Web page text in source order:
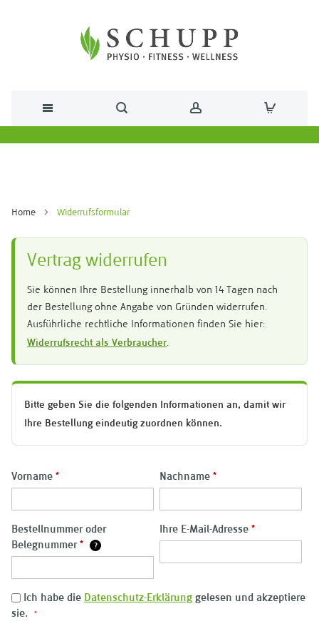
Home Widerrufsformular
Vertrag widerrufen
Sie können Ihre Bestellung innerhalb von 14 Tagen nach
der Bestellung ohne Angabe von Gründen widerrufen.
Ausführliche rechtliche Informationen finden Sie hier:
Widerrufsrecht als Verbraucher.
Bitte geben Sie die folgenden Informationen an, damit wir
Ihre Bestellung eindeutig zuordnen können.
Vorname * Nachname *
Bestellnummer oder
Belegnummer* ?
Ihre E-Mail-Adresse *
Ich habe die Datenschutz-Erklärung gelesen und akzeptiere
sie.